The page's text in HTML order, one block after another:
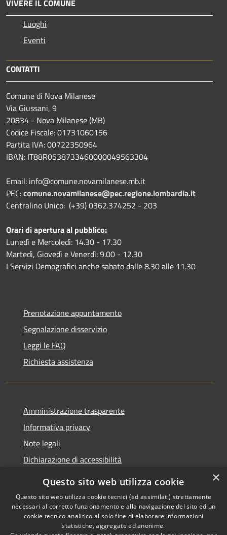
VIVERE IL COMUNE
Luoghi
Eventi
CONTATTI
Comune di Nova Milanese
Via Giussani, 9
20834 - Nova Milanese (MB)
Codice Fiscale: 01731060156
Partita IVA: 00722350964
IBAN: IT88R0538733460000049563304
Email: info@comune.novamilanese.mb.it
PEC:comune.novamilanese@pec.regione.lombardia.it
Centralino Unico: (+39) 0362.374252 - 203
Orari di apertura al pubblico:
Lunedì e Mercoledì: 14.30 - 17.30
Martedì, Giovedì e Venerdì: 9.00 - 12.30
I Servizi Demografici anche sabato dalle 8.30 alle 11.30
Prenotazione appuntamento
Segnalazione disservizio
Leggi le FAQ
Richiesta assistenza
Amministrazione trasparente
Informativa privacy
Note legali
Dichiarazione di accessibilità
RSS
Copyright © 2026 • Comune di
Nova Milanese • Powered by
×
Questo sito web utilizza cookie
Questo sito web utilizza cookie tecnici (ed assimilati) strettamente
necessari al corretto funzionamento e alla navigazione del sito ed un
cookie tecnico analitico al solo fine di elaborare informazioni
statistiche, aggregate ed anonime.